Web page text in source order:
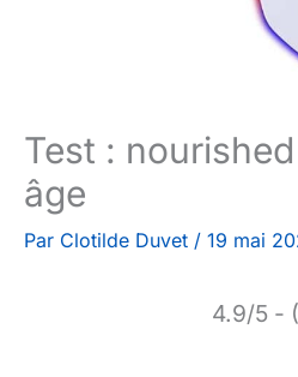
Test :
âge
Par Clotilde Duvet / 19 mai
4.9/5 -